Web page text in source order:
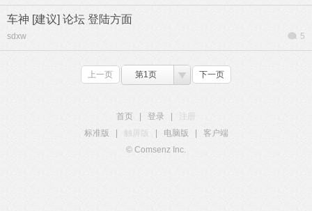
车神 [建议] 论坛 登陆方面
sdxw 5
上一页 第1页 下一页
首页 登录
注册
标准版
触屏版 电脑版
客户端
© Comsenz Inc.